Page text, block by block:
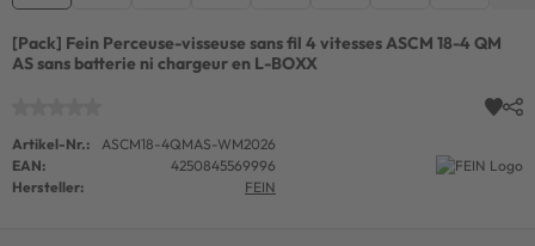
[Pack] Fein Perceuse-visseuse sans fil 4 vitesses ASCM 18-4 QM
AS sans batterie ni chargeur en L-BOXX
Artikel-Nr.:
ASCM18-4QMAS-WM2026
EAN:
4250845569996
Hersteller:
FEIN